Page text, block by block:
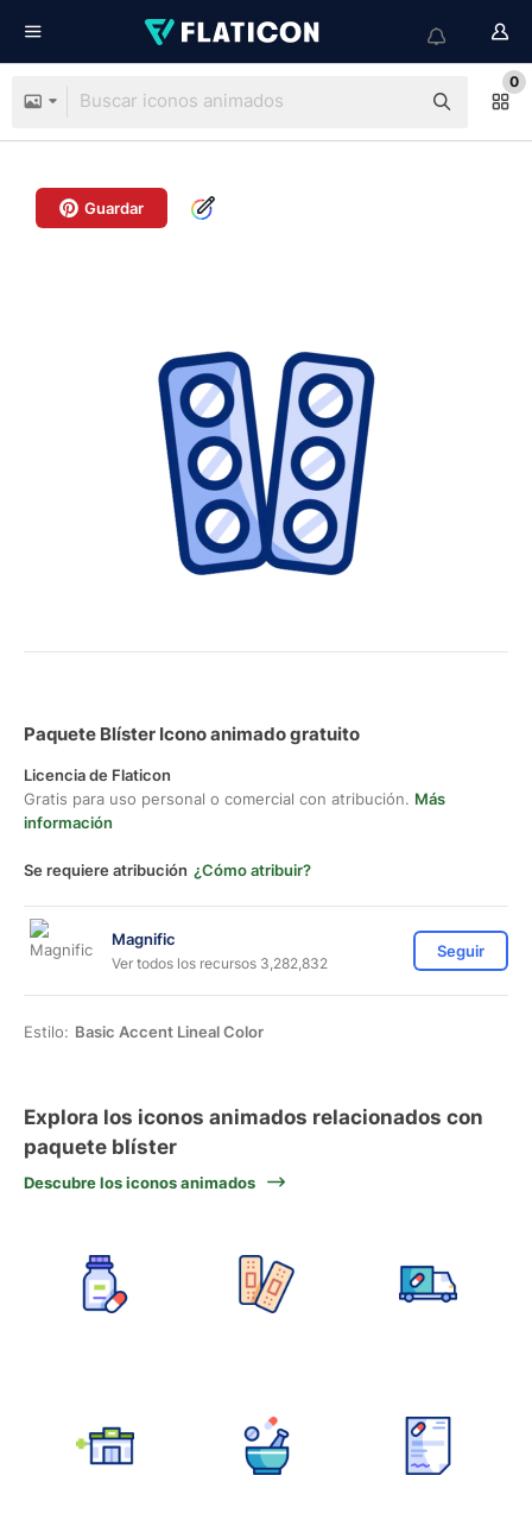
0
Guardar
Paquete Blíster Icono animado gratuito
Licencia de Flaticon
Gratis para uso personal o comercial con atribución. Más
información
Se requiere atribución ¿Cómo atribuir?
Magnific
Ver todos los recursos 3,282,832
Seguir
Estilo: Basic Accent Lineal Color
Explora los iconos animados relacionados con
paquete blíster
Descubre los iconos animados